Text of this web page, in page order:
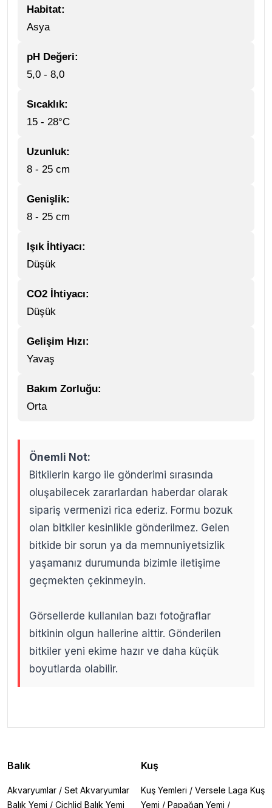
Habitat:
Asya
pH Değeri:
5,0 - 8,0
Sıcaklık:
15 - 28°C
Uzunluk:
8 - 25 cm
Genişlik:
8 - 25 cm
Işık İhtiyacı:
Düşük
CO2 İhtiyacı:
Düşük
Gelişim Hızı:
Yavaş
Bakım Zorluğu:
Orta
Önemli Not:
Bitkilerin kargo ile gönderimi sırasında
oluşabilecek zararlardan haberdar olarak
sipariş vermenizi rica ederiz. Formu bozuk
olan bitkiler kesinlikle gönderilmez. Gelen
bitkide bir sorun ya da memnuniyetsizlik
yaşamanız durumunda bizimle iletişime
geçmekten çekinmeyin.
Görsellerde kullanılan bazı fotoğraflar
bitkinin olgun hallerine aittir. Gönderilen
bitkiler yeni ekime hazır ve daha küçük
boyutlarda olabilir.
Balık
Akvaryumlar / Set Akvaryumlar
Balık Yemi / Cichlid Balık Yemi
Kuş
Kuş Yemleri / Versele Laga Kuş
Yemi / Papağan Yemi /